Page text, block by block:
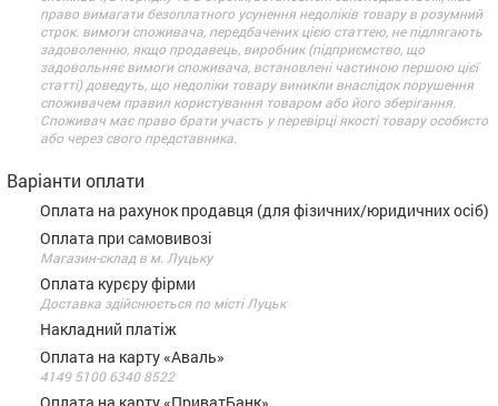
право вимагати безоплатного усунення недоліків товару в розумний
строк. вимоги споживача, передбачених цією статтею, не підлягають
задоволенню, якщо продавець, виробник (підприємство, що
задовольняє вимоги споживача, встановлені частиною першою цієї
статті) доведуть, що недоліки товару виникли внаслідок порушення
споживачем правил користування товаром або його зберігання.
Споживач має право брати участь у перевірці якості товару особисто
або через свого представника.
Варіанти оплати
Оплата на рахунок продавця (для фізичних/юридичних осіб)
Оплата при самовивозі
Магазин-склад в м. Луцьку
Оплата курєру фірми
Доставка здійснюється по місті Луцьк
Накладний платіж
Оплата на карту «Аваль»
4149 5100 6340 8522